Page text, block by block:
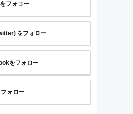
フォロー
をフォロー
をフォロー
フォロー